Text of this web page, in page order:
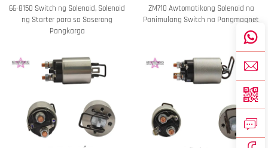
66-8150 Switch ng Solenoid, Solenoid
ng Starter para sa Saserong
Pangkarga
ZM710 Awtomatikong Solenoid na
Panimulang Switch na Pangmagnet